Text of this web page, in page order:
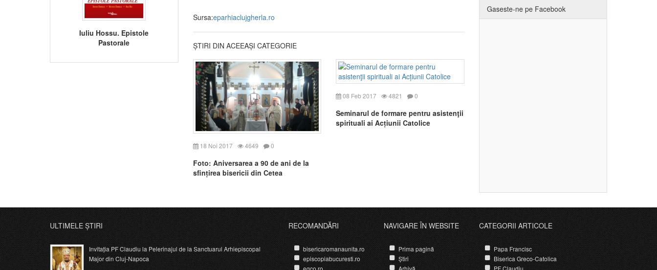
Iuliu Hossu. Epistole
Pastorale
Sursa:eparhiaclujgherla.ro
ȘTIRI DIN ACEEAȘI CATEGORIE
18 Noi 2017 4649 0
Foto: Aniversarea a 90 de ani de la
sfințirea bisericii din Cetea
08 Feb 2017 4821 0
Seminarul de formare pentru asistenţii
spirituali ai Acțiunii Catolice
Gaseste-ne pe Facebook
ULTIMELE ȘTIRI
Invitația PF Claudiu la Pelerinajul de la Sanctuarul Arhiepiscopal
Major din Cluj-Napoca
RECOMANDĂRI
bisericaromanaunita.ro
episcopiabucuresti.ro
egco.ro
NAVIGARE ÎN WEBSITE
Prima pagină
Știri
Arhivă
CATEGORII ARTICOLE
Papa Francisc
Biserica Greco-Catolica
PF Claudiu